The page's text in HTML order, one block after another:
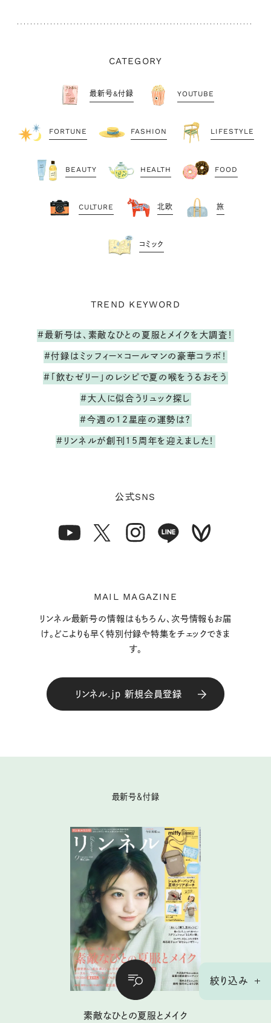
CATEGORY
最新号&付録 YOUTUBE
FORTUNE FASHION LIFESTYLE
BEAUTY HEALTH FOOD
CULTURE 北欧 旅
コミック
TREND KEYWORD
#最新号は、素敵なひとの夏服とメイクを大調査！
#付録はミッフィー×コールマンの豪華コラボ！
#「飲むゼリー」のレシピで夏の喉をうるおそう
#大人に似合うリュック探し
#今週の12星座の運勢は？
#リンネルが創刊15周年を迎えました！
公式SNS
MAIL MAGAZINE
リンネル最新号の情報はもちろん、次号情報もお届
け。どこよりも早く特別付録や特集をチェックできま
す。
リンネル.jp 新規会員登録
最新号＆付録
素敵なひとの夏服とメイク
絞り込み